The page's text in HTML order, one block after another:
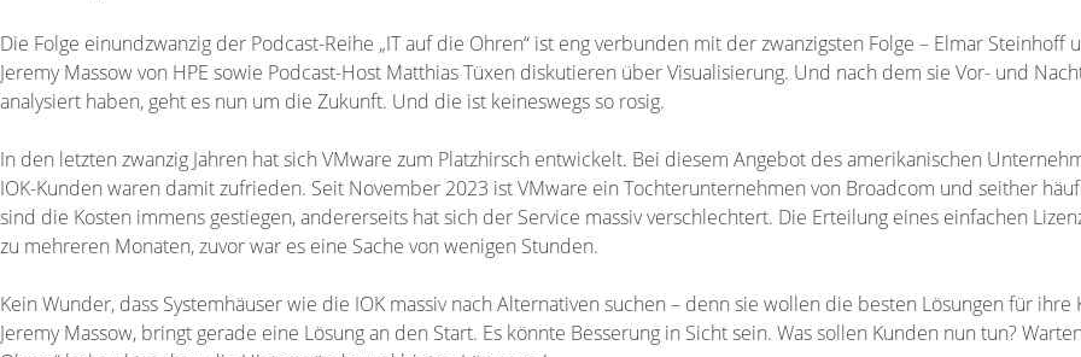
Die Folge einundzwanzig der Podcast-Reihe „IT auf die Ohren“ ist eng verbunden mit der zwanzigsten Folge – Elmar Steinhoff
Jeremy Massow von HPE sowie Podcast-Host Matthias Tüxen diskutieren über Visualisierung. Und nach dem sie Vor- und
analysiert haben, geht es nun um die Zukunft. Und die ist keineswegs so rosig.
In den letzten zwanzig Jahren hat sich VMware zum Platzhirsch entwickelt. Bei diesem Angebot des amerikanischen
IOK-Kunden waren damit zufrieden. Seit November 2023 ist VMware ein Tochterunternehmen von Broadcom und seither
sind die Kosten immens gestiegen, andererseits hat sich der Service massiv verschlechtert. Die Erteilung eines einfachen
zu mehreren Monaten, zuvor war es eine Sache von wenigen Stunden.
Kein Wunder, dass Systemhäuser wie die IOK massiv nach Alternativen suchen – denn sie wollen die besten Lösungen für ihre
Jeremy Massow, bringt gerade eine Lösung an den Start. Es könnte Besserung in Sicht sein. Was sollen Kunden nun tun?